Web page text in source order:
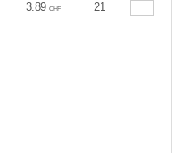
3.89 CHF 21